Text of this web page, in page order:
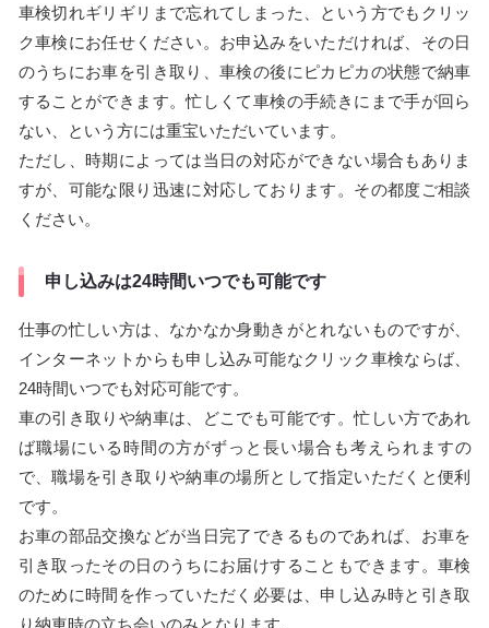
車検切れギリギリまで忘れてしまった、という方でもクリッ
ク車検にお任せください。お申込みをいただければ、その日
のうちにお車を引き取り、車検の後にピカピカの状態で納車
することができます。忙しくて車検の手続きにまで手が回ら
ない、という方には重宝いただいています。
ただし、時期によっては当日の対応ができない場合もありま
すが、可能な限り迅速に対応しております。その都度ご相談
ください。
申し込みは24時間いつでも可能です
仕事の忙しい方は、なかなか身動きがとれないものですが、
インターネットからも申し込み可能なクリック車検ならば、
24時間いつでも対応可能です。
車の引き取りや納車は、どこでも可能です。忙しい方であれ
ば職場にいる時間の方がずっと長い場合も考えられますの
で、職場を引き取りや納車の場所として指定いただくと便利
です。
お車の部品交換などが当日完了できるものであれば、お車を
引き取ったその日のうちにお届けすることもできます。車検
のために時間を作っていただく必要は、申し込み時と引き取
り納車時の立ち会いのみとなります。